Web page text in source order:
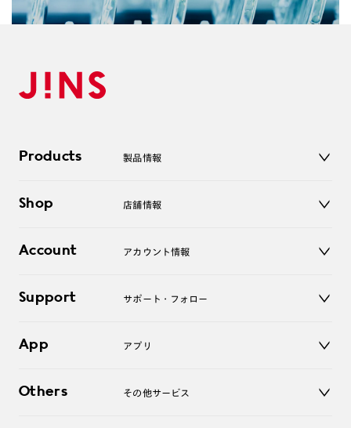
Products 製品情報
サングラス
コンタクトレンズ
アクセサリー
Shop 店舗情報
オンラインショップ
Account アカウント情報
ログアウト
Support サポート・フォロー
よくあるご質問
お問い合わせ
App アプリ
Others その他サービス